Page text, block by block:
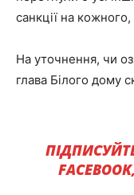
санкції на
На уточнення, чи
глава Білого дому